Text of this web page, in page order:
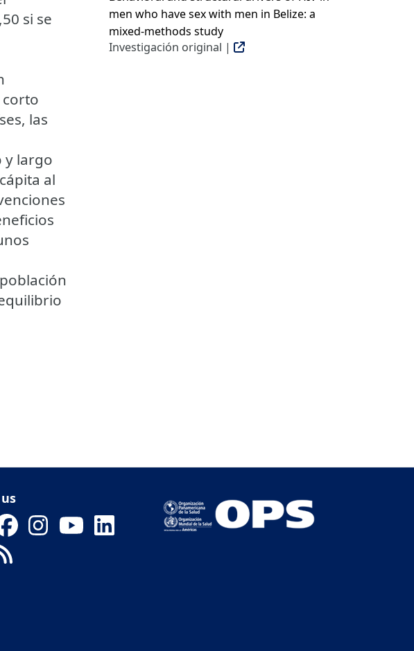
si se
las
y largo
al
men who have sex with men in Belize: a
mixed-methods study
Investigación original |